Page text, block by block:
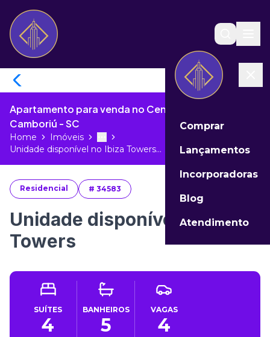
Comprar
Lançamentos
Incorporadoras
Blog
Atendimento
Apartamento para venda no Centro de Balneário
Camboriú - SC
Home Imóveis More
Toggle menu
Unidade disponível no Ibiza Towers...
Residencial # 34583
Unidade disponível no Ibiza
Towers
SUÍTES
4
BANHEIROS
5
VAGAS
4